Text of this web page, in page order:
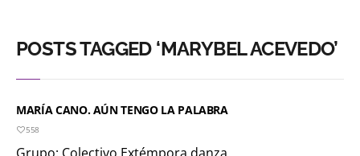
POSTS TAGGED ‘MARYBEL ACEVEDO’
MARÍA CANO. AÚN TENGO LA PALABRA
558